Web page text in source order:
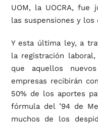
UOM, la UOCRA, fue
las suspensiones y los
Y esta última ley, a
la registración
que aquellos
empresas recibirán
50% de los aportes
fórmula del ’94 de
muchos de los